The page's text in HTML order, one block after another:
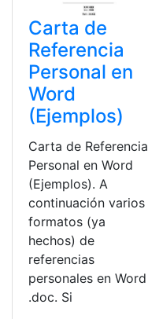
Carta de
Referencia
Personal en
Word
(Ejemplos)
Carta de Referencia
Personal en Word
(Ejemplos). A
continuación varios
formatos (ya
hechos) de
referencias
personales en Word
.doc. Si